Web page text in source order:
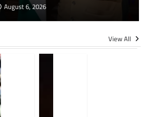
August 6, 2026
View All